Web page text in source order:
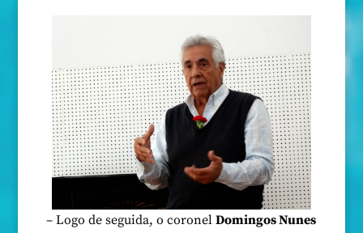
– Logo de seguida, o coronelDomingos Nunes